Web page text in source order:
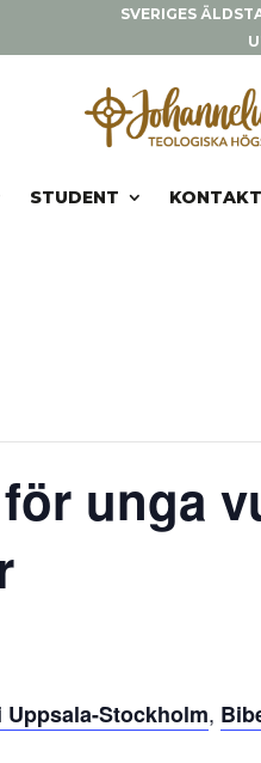
SVERIGES
STUDENT KONTAKT
unga
Stockholm,